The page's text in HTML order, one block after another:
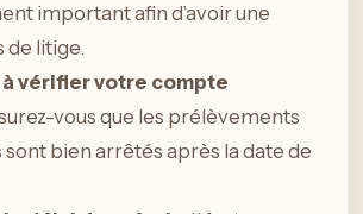
important afin d’avoir une
de litige.
vérifier votre compte
vous que les prélèvements
bien arrêtés après la date de